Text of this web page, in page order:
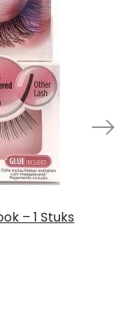
– 1 Stuks